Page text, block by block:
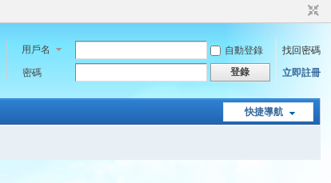
用戶名 自動登錄
找回密碼
密碼
登錄 立即註冊
快捷導航